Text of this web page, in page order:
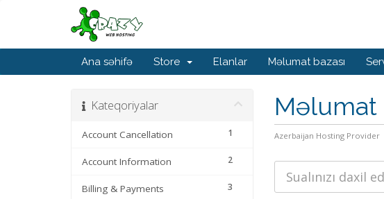
Ana səhifə Store Elanlar Məlumat bazası
Məlumat
Azerbaijan Hosting Provider
Kateqoriyalar
1
Account Cancellation
2
Account Information
3
Billing & Payments